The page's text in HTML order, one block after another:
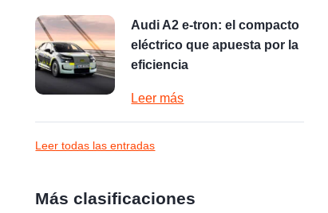
Audi A2 e-tron: el compacto
eléctrico que apuesta por la
eficiencia
Leer más
Leer todas las entradas
Más clasificaciones